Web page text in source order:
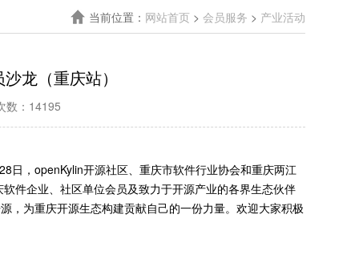
当前位置： 网站首页 > 会员服务 > 产业活动
龙（重庆站）
数：14195
日，openKylin开源社区、重庆市软件行业协会和重庆两江
件企业、社区单位会员及致力于开源产业的各界生态伙伴
，为重庆开源生态构建贡献自己的一份力量。欢迎大家积极